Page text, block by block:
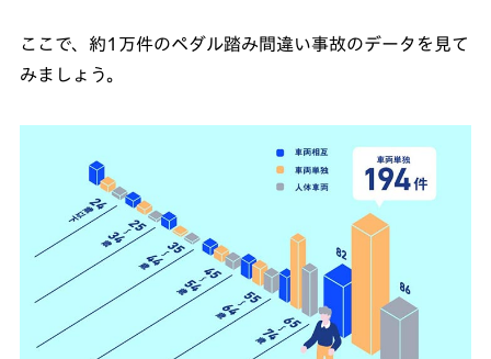
ここで、約1万件のペダル踏み間違い事故のデータを見て
みましょう。